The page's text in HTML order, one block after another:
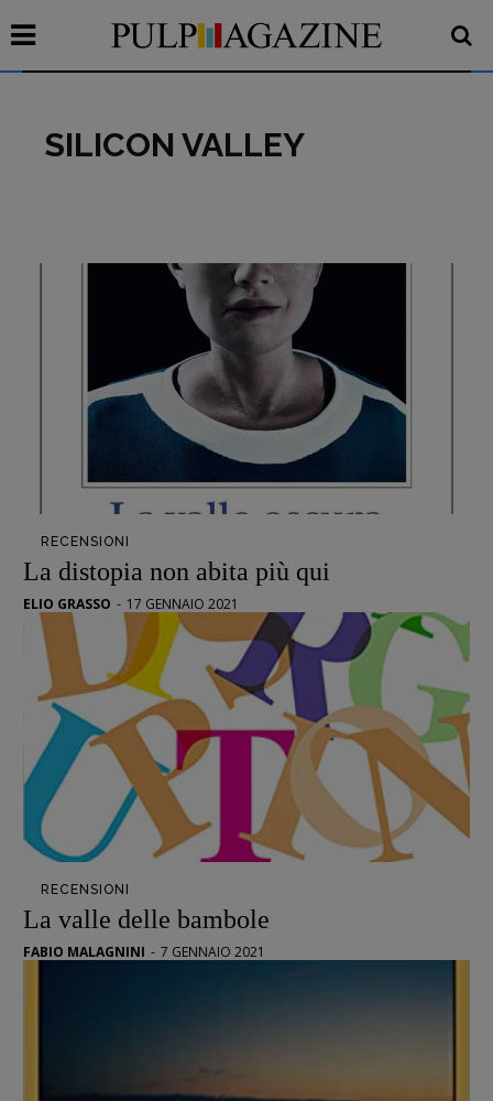
Primo Piano
Archeologie del
presente
Fumetti
Pulp for kids
Opera prima
DOSSIER
12 dicembre
Blade Runner 40
Editoria
Intelligenza Artificiale
Maestri sommersi
Pasolini 1922-2022
Psichedelia
Scienza
Stranimondi
Tornare a Ballard
Valerio Evangelisti
Vampirismi
SILICON VALLEY
RECENSIONI
La distopia non abita più qui
ELIO GRASSO - 17 GENNAIO 2021
RECENSIONI
La valle delle bambole
FABIO MALAGNINI - 7 GENNAIO 2021